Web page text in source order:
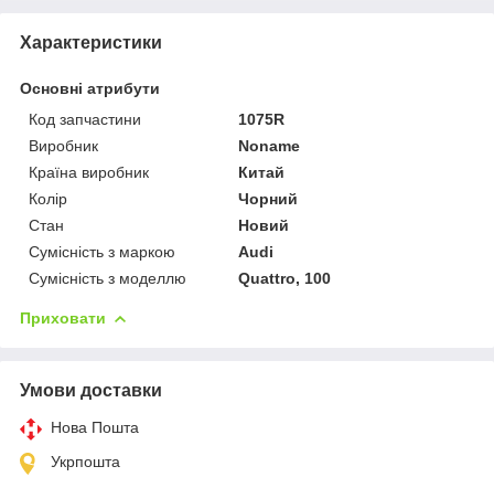
Характеристики
Основні атрибути
Код запчастини
1075R
Виробник
Noname
Країна виробник
Китай
Колір
Чорний
Стан
Новий
Сумісність з маркою
Audi
Сумісність з моделлю
Quattro, 100
Приховати
Умови доставки
Нова Пошта
Укрпошта